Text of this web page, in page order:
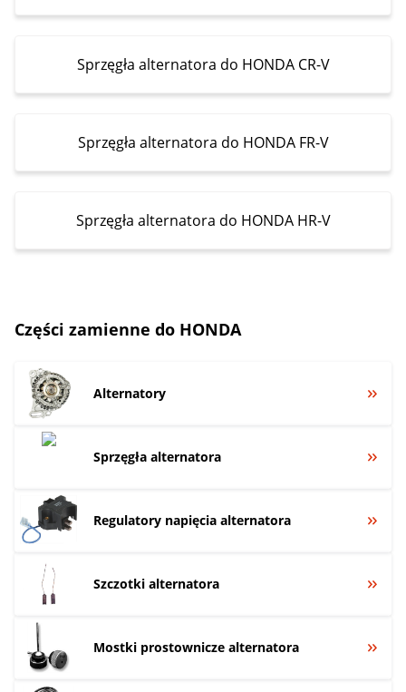
Sprzęgła alternatora do HONDA CR-V
Sprzęgła alternatora do HONDA FR-V
Sprzęgła alternatora do HONDA HR-V
Części zamienne do HONDA
Alternatory
Sprzęgła alternatora
Regulatory napięcia alternatora
Szczotki alternatora
Mostki prostownicze alternatora